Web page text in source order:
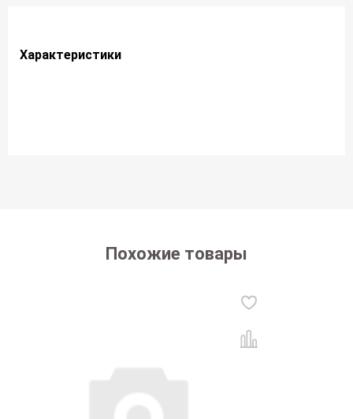
Характеристики
Похожие товары